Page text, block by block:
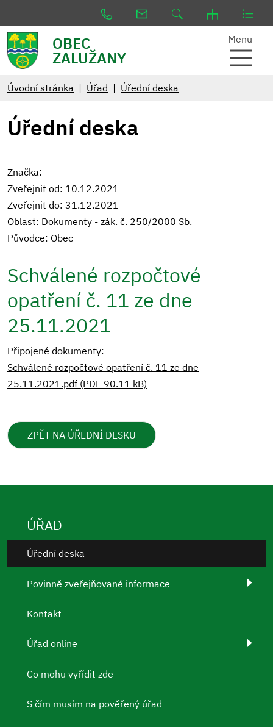
OBEC
ZALUŽANY
Menu
Úvodní stránka Úřad Úřední deska
Úřední deska
Značka:
Zveřejnit od: 10.12.2021
Zveřejnit do: 31.12.2021
Oblast: Dokumenty - zák. č. 250/2000 Sb.
Původce: Obec
Schválené rozpočtové
opatření č. 11 ze dne
25.11.2021
Připojené dokumenty:
Schválené rozpočtové opatření č. 11 ze dne
25.11.2021.pdf (PDF 90.11 kB)
ZPĚT NA ÚŘEDNÍ DESKU
ÚŘAD
Úřední deska
Povinně zveřejňované informace
Kontakt
Úřad online
Co mohu vyřídit zde
S čím musím na pověřený úřad